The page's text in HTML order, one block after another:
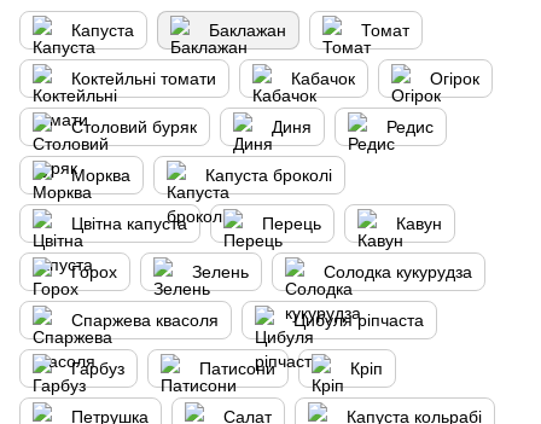
Капуста Баклажан Томат
Коктейльні томати Кабачок Огірок
Столовий буряк Диня Редис
Морква Капуста броколі
Цвітна капуста Перець Кавун
Горох Зелень Солодка кукурудза
Спаржева квасоля Цибуля ріпчаста
Гарбуз Патисони Кріп
Петрушка Салат Капуста кольрабі